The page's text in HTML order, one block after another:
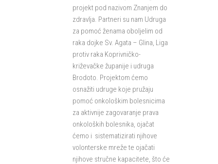
projekt pod nazivom Znanjem do
zdravlja. Partneri su nam Udruga
za pomoć ženama oboljelim od
raka dojke Sv. Agata – Glina, Liga
protiv raka Koprivničko-
križevačke županije i udruga
Brodoto. Projektom ćemo
osnažiti udruge koje pružaju
pomoć onkološkim bolesnicima
za aktivnije zagovaranje prava
onkoloških bolesnika, ojačat
ćemo i sistematizirati njihove
volonterske mreže te ojačati
njihove stručne kapacitete, što će